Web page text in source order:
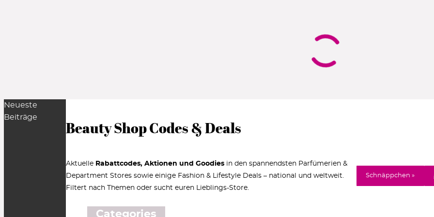
Beauty Shop Codes & Deals
Aktuelle Rabattcodes, Aktionen und Goodies in den spannendsten Parfümerien &
Department Stores sowie einige Fashion & Lifestyle Deals – national und weltweit.
Filtert nach Themen oder sucht euren Lieblings-Store.
Schnäppchen »
Categories
Neueste
Beiträge